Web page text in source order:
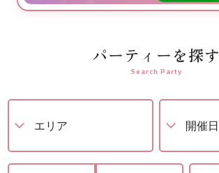
パーティーを探す
Search Party